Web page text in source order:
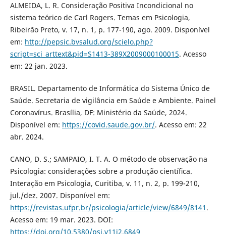
ALMEIDA, L. R. Consideração Positiva Incondicional no
sistema teórico de Carl Rogers. Temas em Psicologia,
Ribeirão Preto, v. 17, n. 1, p. 177-190, ago. 2009. Disponível
em: http://pepsic.bvsalud.org/scielo.php?
script=sci_arttext&pid=S1413-389X2009000100015. Acesso
em: 22 jan. 2023.
BRASIL. Departamento de Informática do Sistema Único de
Saúde. Secretaria de vigilância em Saúde e Ambiente. Painel
Coronavírus. Brasília, DF: Ministério da Saúde, 2024.
Disponível em: https://covid.saude.gov.br/. Acesso em: 22
abr. 2024.
CANO, D. S.; SAMPAIO, I. T. A. O método de observação na
Psicologia: considerações sobre a produção cientíﬁca.
Interação em Psicologia, Curitiba, v. 11, n. 2, p. 199-210,
jul./dez. 2007. Disponível em:
https://revistas.ufpr.br/psicologia/article/view/6849/8141 .
Acesso em: 19 mar. 2023. DOI:
https://doi.org/10.5380/psi.v11i2.6849